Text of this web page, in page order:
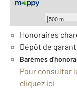
500 m
annuelle
Honoraires
Dépôt de
Barèmes
Pour consulter
cliquez ici